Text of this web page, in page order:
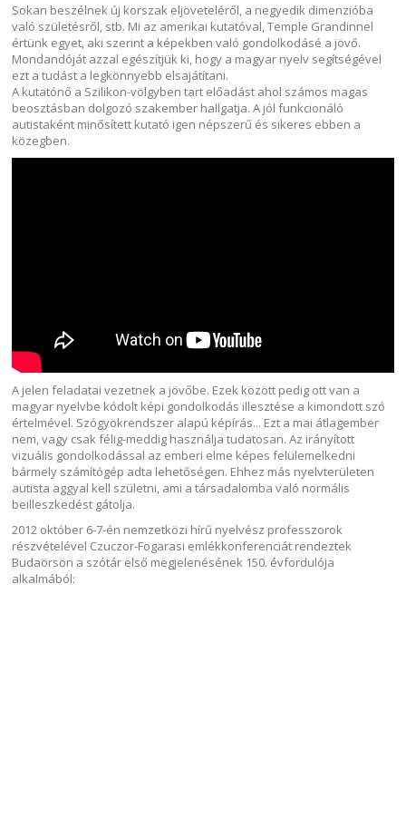
Sokan beszélnek új korszak eljöveteléről, a negyedik dimenzióba
való születésről, stb. Mi az amerikai kutatóval, Temple Grandinnel
értünk egyet, aki szerint a képekben való gondolkodásé a jövő.
Mondandóját azzal egészítjük ki, hogy a magyar nyelv segítségével
ezt a tudást a legkönnyebb elsajátítani.
A kutatónő a Szilikon-völgyben tart előadást ahol számos magas
beosztásban dolgozó szakember hallgatja. A jól funkcionáló
autistaként minősített kutató igen népszerű és sikeres ebben a
közegben.
A jelen feladatai vezetnek a jövőbe. Ezek között pedig ott van a
magyar nyelvbe kódolt képi gondolkodás illesztése a kimondott szó
értelmével. Szógyökrendszer alapú képírás... Ezt a mai átlagember
nem, vagy csak félig-meddig használja tudatosan. Az irányított
vizuális gondolkodással az emberi elme képes felülemelkedni
bármely számítógép adta lehetőségen. Ehhez más nyelvterületen
autista aggyal kell születni, ami a társadalomba való normális
beilleszkedést gátolja.
2012 október 6-7-én nemzetközi hírű nyelvész professzorok
részvételével Czuczor-Fogarasi emlékkonferenciát rendeztek
Budaörsön a szótár első megjelenésének 150. évfordulója
alkalmából: